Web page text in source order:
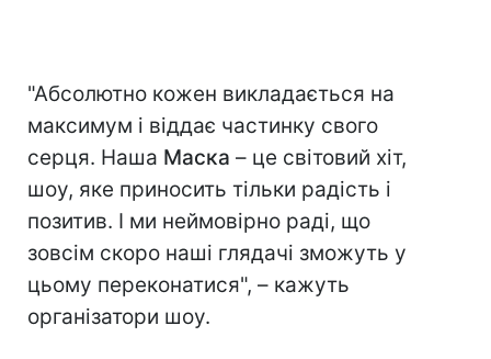
"Абсолютно кожен викладається на
максимум і віддає частинку свого
серця. Наша Маска – це світовий хіт,
шоу, яке приносить тільки радість і
позитив. І ми неймовірно раді, що
зовсім скоро наші глядачі зможуть у
цьому переконатися", – кажуть
організатори шоу.